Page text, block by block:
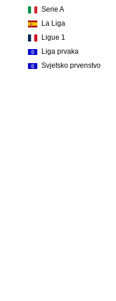
Serie A
La Liga
Ligue 1
Liga prvaka
Svjetsko prvenstvo